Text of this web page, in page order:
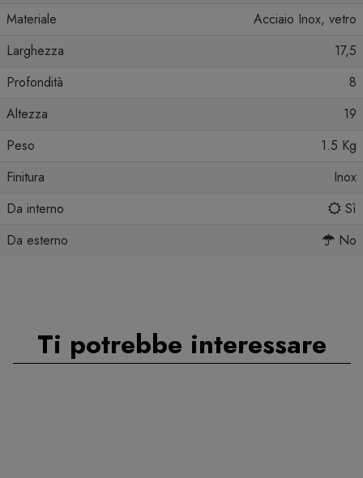
Materiale
Acciaio Inox, vetro
Larghezza
17,5
Profondità
8
Altezza
19
Peso
1.5 Kg
Finitura
Inox
Da interno
Sì
Da esterno
No
Ti potrebbe interessare